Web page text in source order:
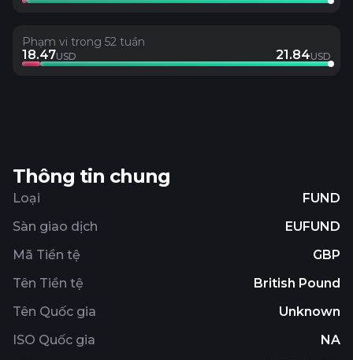
Phạm vi trong 52 tuần
18.47USD 21.84USD
Thông tin chung
Loại
FUND
Sàn giao dịch
EUFUND
Mã Tiền tệ
GBP
Tên Tiền tệ
British Pound
Tên Quốc gia
Unknown
ISO Quốc gia
NA